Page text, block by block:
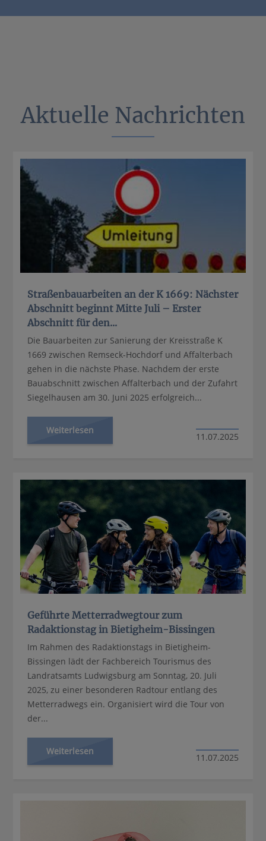
Aktuelle Nachrichten
Straßenbauarbeiten an der K 1669: Nächster
Abschnitt beginnt Mitte Juli – Erster
Abschnitt für den...
Die Bauarbeiten zur Sanierung der Kreisstraße K
1669 zwischen Remseck-Hochdorf und Affalterbach
gehen in die nächste Phase. Nachdem der erste
Bauabschnitt zwischen Affalterbach und der Zufahrt
Siegelhausen am 30. Juni 2025 erfolgreich...
Weiterlesen
11.07.2025
Geführte Metterradwegtour zum
Radaktionstag in Bietigheim-Bissingen
Im Rahmen des Radaktionstags in Bietigheim-
Bissingen lädt der Fachbereich Tourismus des
Landratsamts Ludwigsburg am Sonntag, 20. Juli
2025, zu einer besonderen Radtour entlang des
Metterradwegs ein. Organisiert wird die Tour von
der...
Weiterlesen
11.07.2025